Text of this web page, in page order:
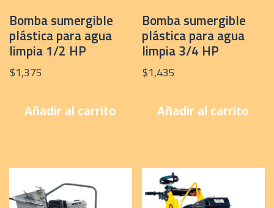
Bomba sumergible
plástica para agua
limpia 1/2 HP
$1,375
Añadir al carrito
Bomba sumergible
plástica para agua
limpia 3/4 HP
$1,435
Añadir al carrito